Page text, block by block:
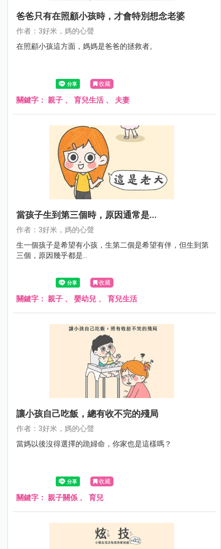
爸爸只有在照顧小孩時，才會特別想念老婆
作者：3好米，媽的心聲
在照顧小孩這方面，媽媽是爸爸的拯救者。
收藏
關鍵字： 親子 、 育兒生活、 夫妻
當孩子生到第三個時，原因通常是...
作者：3好米，媽的心聲
生一個孩子是希望有小孩，生第二個是希望有伴，但生到第
三個，原因幾乎都是...
收藏
關鍵字： 親子 、 嬰幼兒 、 育兒生活
讓小孩自己吃飯，總有收不完的殘局
作者：3好米，媽的心聲
當媽以後沒得選擇的跪婦命，你家也是這樣嗎？
收藏
關鍵字： 親子關係 、 育兒